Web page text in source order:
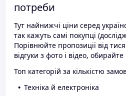
потреби
Тут найнижчі ціни серед
так кажуть самі покупці
Порівнюйте пропозиції від
відгуки з фото і відео,
Топ категорій за кількістю
Техніка й електроніка